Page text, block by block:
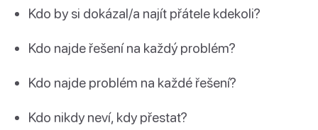
Kdo by si dokázal/a najít přátele kdekoli?
Kdo najde řešení na každý problém?
Kdo najde problém na každé řešení?
Kdo nikdy neví, kdy přestat?